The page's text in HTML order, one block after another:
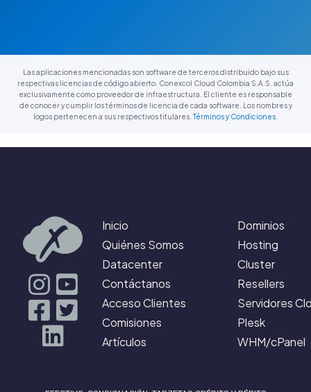
Las aplicaciones mencionadas son software de terceros distribuido bajo sus
respectivas licencias de código abierto. Conexcol Cloud Colombia S.A.S. actúa
exclusivamente como proveedor de infraestructura. El cliente es responsable
de conocer y cumplir los términos de licencia de cada software. Los nombres y
logos pertenecen a sus respectivos titulares. Términos y Condiciones
Inicio
Quiénes Somos
Datacenter
Contáctanos
Acceso Clientes
Comisiones
Artículos
Dominios
Hosting
Cluster
Resellers
Servidores
Plesk
WHM/cPanel